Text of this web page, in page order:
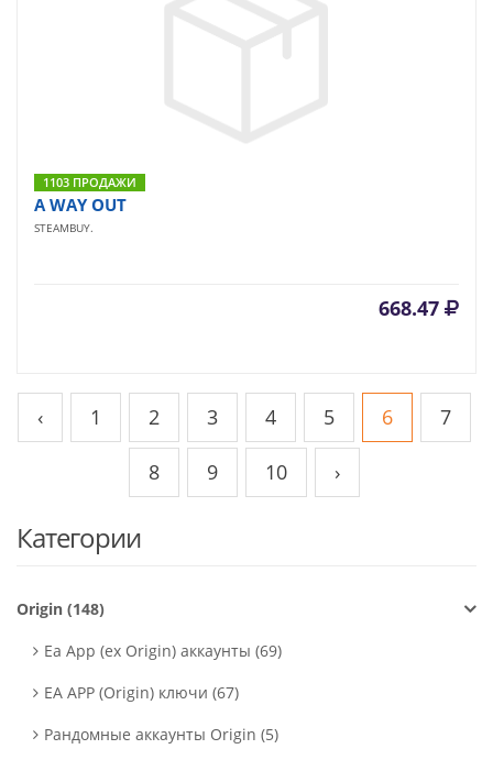
1103 ПРОДАЖИ
A WAY OUT
STEAMBUY.
668.47
‹ 1 2 3 4 5 6 7
8 9 10 ›
Категории
Origin (148)
Ea App (ex Origin) аккаунты (69)
EA APP (Origin) ключи (67)
Рандомные аккаунты Origin (5)